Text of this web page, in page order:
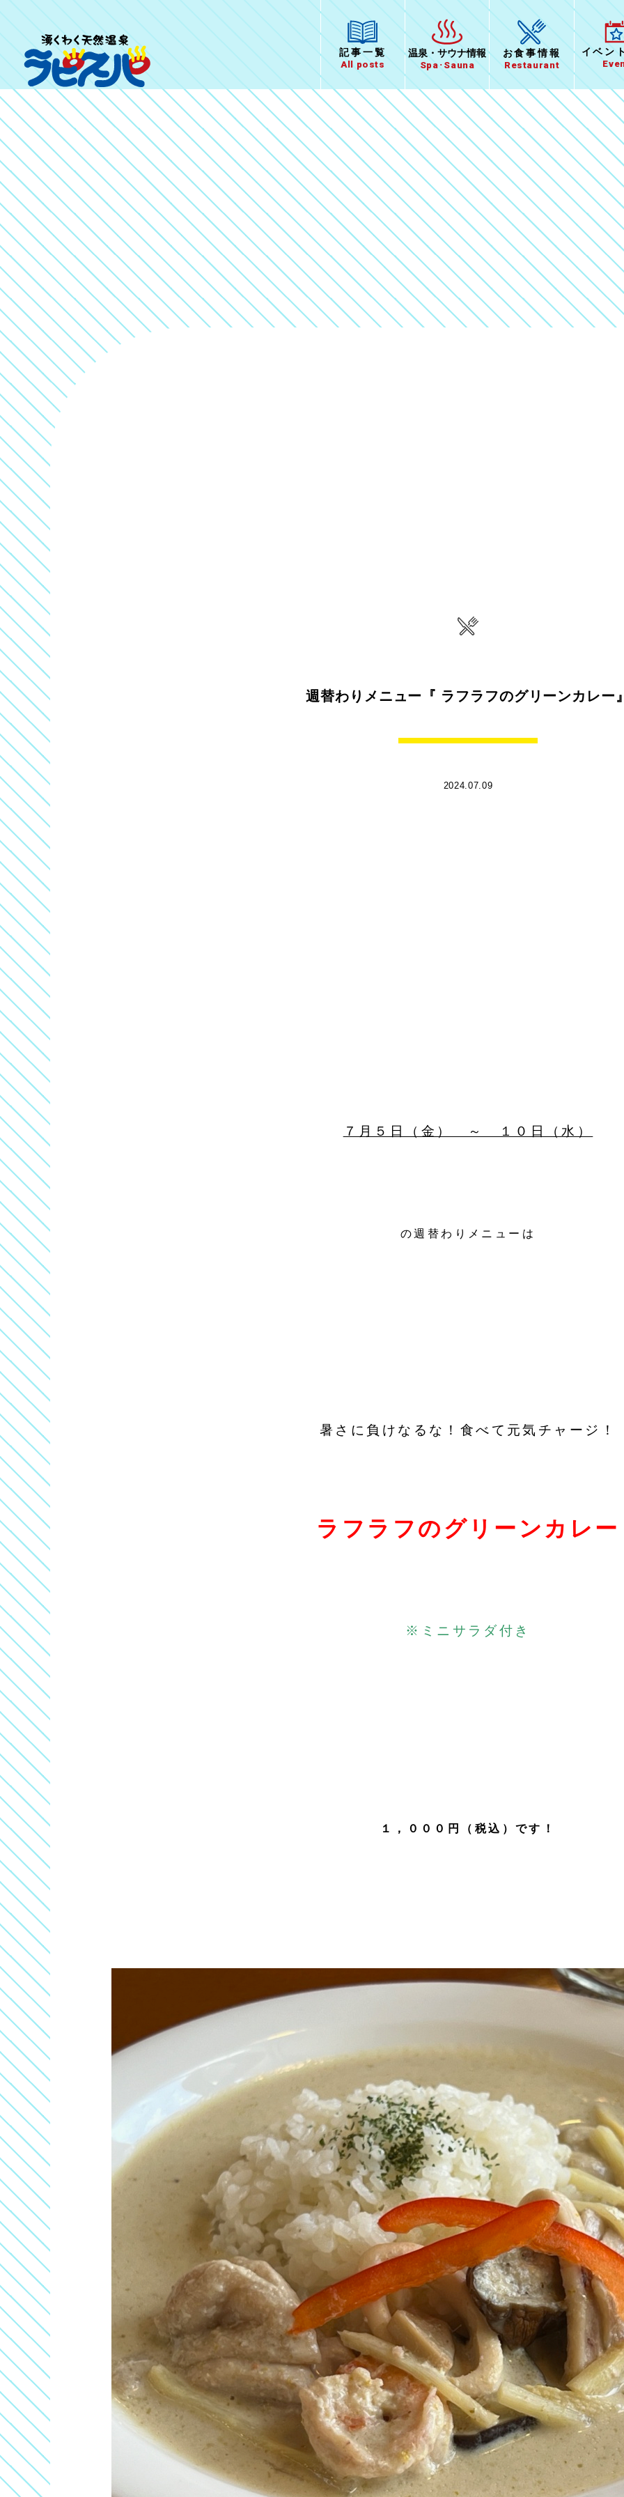
記事一覧
All posts
温泉・サウナ情報
Spa･Sauna
お食事情報
Restaurant
イベン
週替わりメニュー『 ラフラフのグリーンカレー
2024.07.09
７月５日（金） ～ １０日（水）
の週替わりメニューは
暑さに負けなるな！食べて元気チャージ！
ラフラフのグリーンカレー
※ミニサラダ付き
１，０００円（税込）です！